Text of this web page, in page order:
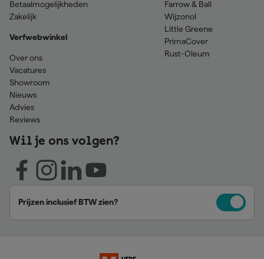
Betaalmogelijkheden
Zakelijk
Verfwebwinkel
Over ons
Vacatures
Showroom
Nieuws
Advies
Reviews
Farrow & Ball
Wijzonol
Little Greene
PrimaCover
Rust-Oleum
Wil je ons volgen?
Prijzen inclusief BTW zien?